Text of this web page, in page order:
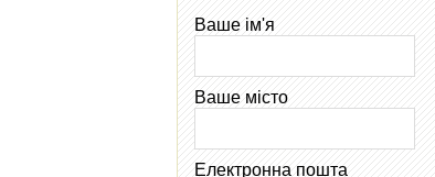
Ваше ім'я
Ваше місто
Електронна пошта